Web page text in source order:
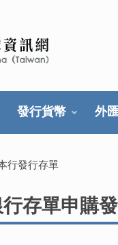
發行貨幣 外
行發行存單
存單申購